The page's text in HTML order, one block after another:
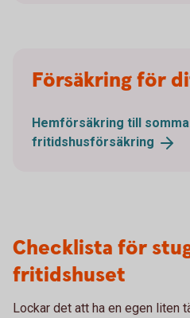
Försäkring för
Hemförsäkring till
fritidshusförsäkring
Checklista för
fritidshuset
Lockar det att ha en egen liten